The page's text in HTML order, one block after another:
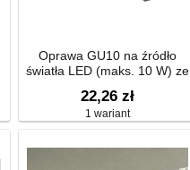
Oprawa GU10 na źródło
światła LED (maks. 10 W) ​​ze
odciążeniem od naprężeń
22,26 zł
1 wariant